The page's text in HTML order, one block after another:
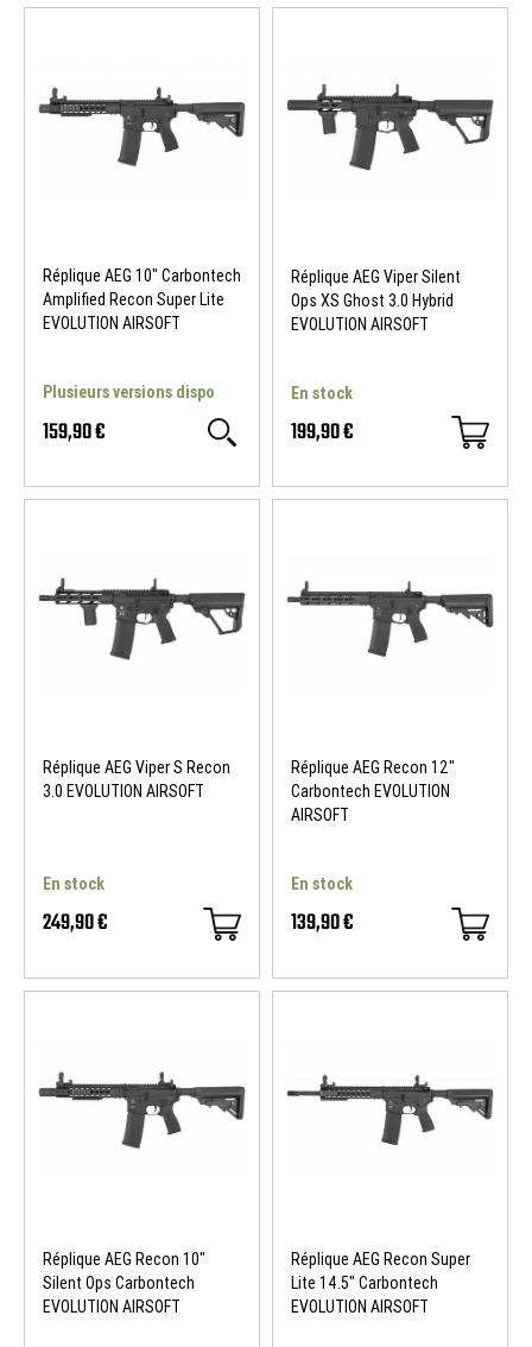
Réplique AEG 10" Carbontech
Amplified Recon Super Lite
EVOLUTION AIRSOFT
Plusieurs versions dispo
159,90 €
Réplique AEG Viper Silent
Ops XS Ghost 3.0 Hybrid
EVOLUTION AIRSOFT
En stock
199,90 €
Réplique AEG Viper S Recon
3.0 EVOLUTION AIRSOFT
En stock
249,90 €
Réplique AEG Recon 12"
Carbontech EVOLUTION
AIRSOFT
En stock
139,90 €
Réplique AEG Recon 10"
Silent Ops Carbontech
EVOLUTION AIRSOFT
Réplique AEG Recon Super
Lite 14.5" Carbontech
EVOLUTION AIRSOFT